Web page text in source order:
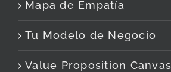
Mapa de Empatía
Tu Modelo de Negocio
Value Proposition Canvas